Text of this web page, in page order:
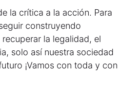
la crítica a la acción. Para
construyendo
la legalidad, el
solo así nuestra sociedad
¡Vamos con toda y con